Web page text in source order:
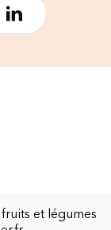
et légumes